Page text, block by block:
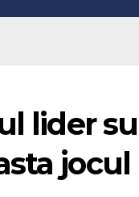
lider
jocul